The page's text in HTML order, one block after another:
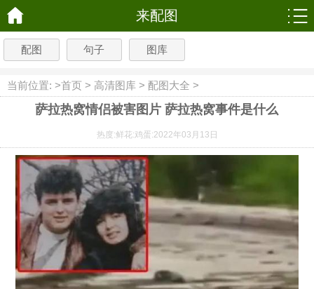
来配图
配图 句子 图库
当前位置: >首页 > 高清图库 > 配图大全 >
萨拉热窝情侣被害图片 萨拉热窝事件是什么
热度:鲜花:鸡蛋:2022年03月13日